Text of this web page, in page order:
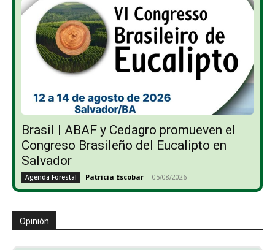
Brasil | ABAF y Cedagro promueven el
Congreso Brasileño del Eucalipto en
Salvador
Agenda Forestal Patricia Escobar - 05/08/2026
Opinión